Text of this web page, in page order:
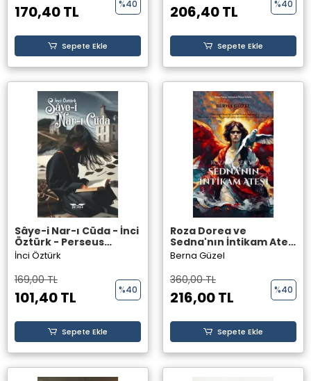
170,40 TL %40
Sepete Ekle
206,40 TL %40
Sepete Ekle
Sâye-i Nar-ı Cüda - İnci
Öztürk - Perseus
İnci Öztürk
169,00 TL
101,40 TL %40
Sepete Ekle
Roza Dorea ve
Sedna'nın İntikam Ateşi
- Berna Güzel - Perseus
Berna Güzel
360,00 TL
216,00 TL %40
Sepete Ekle